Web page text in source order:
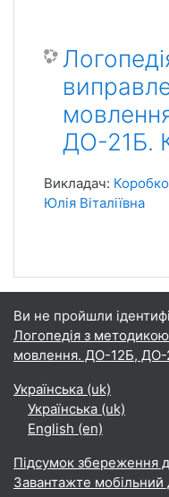
ДО-21Б.
Викладач: Коробко
Юлія Віталіївна
Ви не пройшли
Логопедія з
мовлення. ДО-12Б,
Українська ‎(uk)‎
Українська ‎(uk)‎
English ‎(en)‎
Підсумок збереження
Завантажте мобільний